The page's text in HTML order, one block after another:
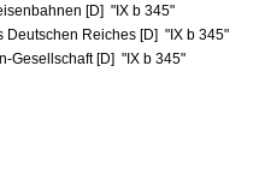
[D] "IX b 345"
Reiches [D] "IX b 345"
Gesellschaft [D] "IX b 345"